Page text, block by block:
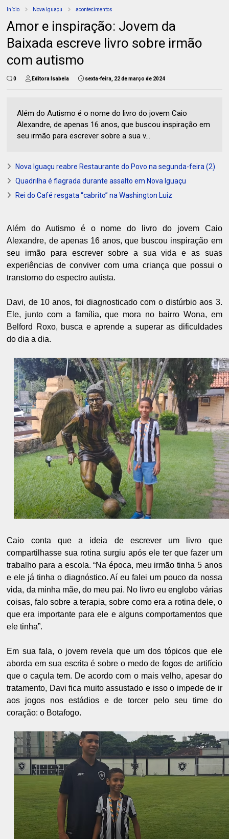
Início Nova Iguaçu acontecimentos
Amor e inspiração: Jovem da
Baixada escreve livro sobre irmão
com autismo
0 Editora Isabela sexta-feira, 22 de março de 2024
Além do Autismo é o nome do livro do jovem Caio
Alexandre, de apenas 16 anos, que buscou inspiração em
seu irmão para escrever sobre a sua v...
Nova Iguaçu reabre Restaurante do Povo na segunda-feira (2)
Quadrilha é flagrada durante assalto em Nova Iguaçu
Rei do Café resgata “cabrito” na Washington Luiz
Além do Autismo é o nome do livro do jovem Caio
Alexandre, de apenas 16 anos, que buscou inspiração em
seu irmão para escrever sobre a sua vida e as suas
experiências de conviver com uma criança que possui o
transtorno do espectro autista.
Davi, de 10 anos, foi diagnosticado com o distúrbio aos 3.
Ele, junto com a família, que mora no bairro Wona, em
Belford Roxo, busca e aprende a superar as dificuldades
do dia a dia.
Caio conta que a ideia de escrever um livro que
compartilhasse sua rotina surgiu após ele ter que fazer um
trabalho para a escola. “Na época, meu irmão tinha 5 anos
e ele já tinha o diagnóstico. Aí eu falei um pouco da nossa
vida, da minha mãe, do meu pai. No livro eu englobo várias
coisas, falo sobre a terapia, sobre como era a rotina dele, o
que era importante para ele e alguns comportamentos que
ele tinha”.
Em sua fala, o jovem revela que um dos tópicos que ele
aborda em sua escrita é sobre o medo de fogos de artifício
que o caçula tem. De acordo com o mais velho, apesar do
tratamento, Davi fica muito assustado e isso o impede de ir
aos jogos nos estádios e de torcer pelo seu time do
coração: o Botafogo.